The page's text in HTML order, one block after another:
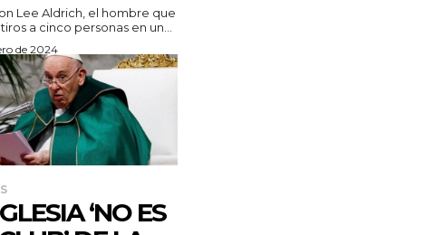
Lee Aldrich, el hombre que
a cinco personas en un...
de 2024
‘NO ES